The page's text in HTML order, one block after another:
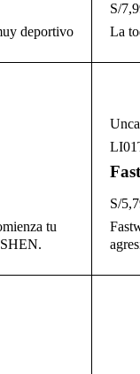
deportivo
S/
La
tu
S/